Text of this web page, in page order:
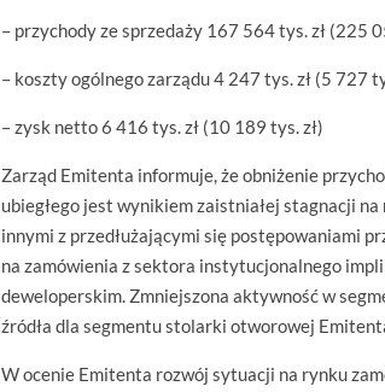
– przychody ze sprzedaży 167 564 tys. zł (225
– koszty ogólnego zarządu 4 247 tys. zł (5 727
– zysk netto 6 416 tys. zł (10 189 tys. zł)
Zarząd Emitenta informuje, że obniżenie
ubiegłego jest wynikiem zaistniałej stagnacji
innymi z przedłużającymi się postępowaniami
na zamówienia z sektora instytucjonalnego
deweloperskim. Zmniejszona aktywność w
źródła dla segmentu stolarki otworowej
W ocenie Emitenta rozwój sytuacji na rynku